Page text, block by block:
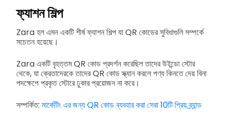
ফ্যাশন শিল্প
Zara হল এমন একটি শীর্ষ ফ্যাশন শিল্প যা QR কোডের সুবিধাগুলি সম্পর্কে
সচেতন হয়েছে।
Zara একটি বৃহত্তম QR কোড প্রদর্শন করেছিল তাদের উইন্ডো স্টোর
থেকে, যা ক্রেতাদেরকে তাদের QR কোড স্ক্যান করলে পণ্য কিনতে দেয় বিনা
পদক্ষেপে প্রকৃত স্টোরে ঢুকার প্রয়োজন না করে।
সম্পর্কিত: মার্কেটিং এর জন্য QR কোড ব্যবহার করা সেরা 10টি প্রিয় ব্র্যান্ড